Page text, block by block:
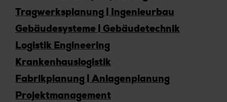
Tragwerksplanung | Ingenieurbau
Gebäudesysteme | Gebäudetechnik
Logistik Engineering
Krankenhauslogistik
Fabrikplanung | Anlagenplanung
Projektmanagement